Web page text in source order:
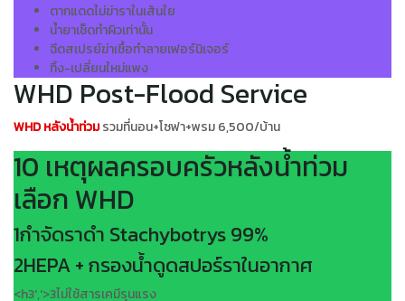
ตากแดดไม่ฆ่าราในเส้นใย
น้ำยาเช็ดทำผิวเท่านั้น
ฉีดสเปรย์ฆ่าเชื้อทำลายเฟอร์นิเจอร์
ทิ้ง-เปลี่ยนใหม่แพง
WHD Post-Flood Service
WHD หลังน้ำท่วมรวมที่นอน+โซฟา+พรม 6,500/บ้าน
10 เหตุผลครอบครัวหลังน้ำท่วม
เลือก WHD
1กำจัดราดำ Stachybotrys 99%
2HEPA + กรองน้ำดูดสปอร์ราในอากาศ
<h3','>3ไม่ใช้สารเคมีรุนแรง